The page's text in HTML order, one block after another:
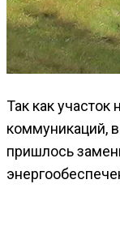
Так как участок
коммуникаций,
пришлось